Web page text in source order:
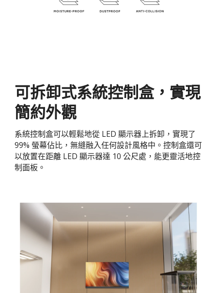
可拆卸式系統控制盒，實現
簡約外觀
系統控制盒可以輕鬆地從 LED 顯示器上拆卸，實現了
99% 螢幕佔比，無縫融入任何設計風格中。控制盒還可
以放置在距離 LED 顯示器達 10 公尺處，能更靈活地控
制面板。